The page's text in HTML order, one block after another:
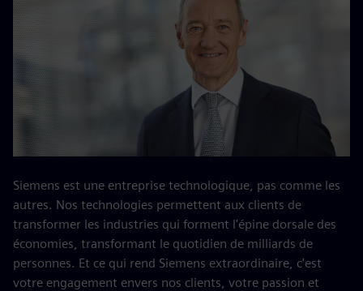
Siemens est une entreprise technologique, pas comme les
autres. Nos technologies permettent aux clients de
transformer les industries qui forment l'épine dorsale des
économies, transformant le quotidien de milliards de
personnes. Et ce qui rend Siemens extraordinaire, c'est
votre engagement envers nos clients, votre passion et